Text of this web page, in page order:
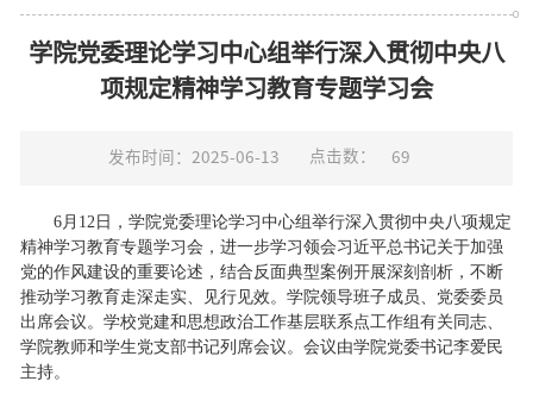
学院党委理论学习中心组举行深入贯彻中央八
项规定精神学习教育专题学习会
发布时间：2025-06-13 点击数： 69
6月12日，学院党委理论学习中心组举行深入贯彻中央八项规定
精神学习教育专题学习会，进一步学习领会习近平总书记关于加强
党的作风建设的重要论述，结合反面典型案例开展深刻剖析，不断
推动学习教育走深走实、见行见效。学院领导班子成员、党委委员
出席会议。学校党建和思想政治工作基层联系点工作组有关同志、
学院教师和学生党支部书记列席会议。会议由学院党委书记李爱民
主持。